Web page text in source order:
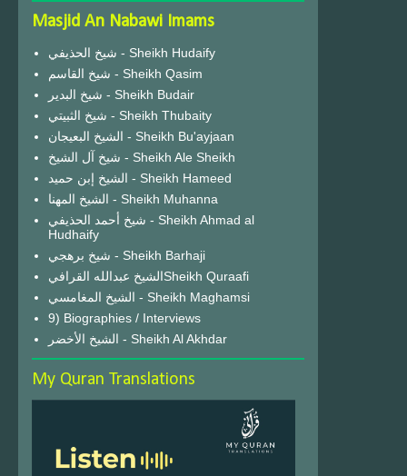
Masjid An Nabawi Imams
شيخ الحذيفي - Sheikh Hudaify
شيخ القاسم - Sheikh Qasim
شيخ البدير - Sheikh Budair
شيخ الثبيتي - Sheikh Thubaity
الشيخ البعيجان - Sheikh Bu'ayjaan
شيخ آل الشيخ - Sheikh Ale Sheikh
الشيخ إبن حميد - Sheikh Hameed
الشيخ المهنا - Sheikh Muhanna
شيخ أحمد الحذيفي - Sheikh Ahmad al
Hudhaify
شيخ برهجي - Sheikh Barhaji
الشيخ عبدالله القرافيSheikh Quraafi
الشيخ المغامسي - Sheikh Maghamsi
9) Biographies / Interviews
الشيخ الأخضر - Sheikh Al Akhdar
My Quran Translations